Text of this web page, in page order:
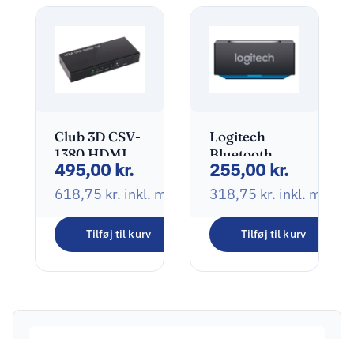
Club 3D CSV-
1380 HDMI
2.0 Splitter 4
porte
495,00 kr.
618,75 kr. inkl. moms
Tilføj til kurv
Logitech
Bluetooth
trådløs
audiomodtager
255,00 kr.
318,75 kr. inkl. moms
Tilføj til kurv